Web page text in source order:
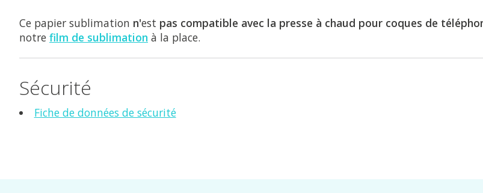
Ce papier sublimation n'est pas compatible avec la presse à chaud pour coques de
notre film de sublimation à la place.
Sécurité
Fiche de données de sécurité